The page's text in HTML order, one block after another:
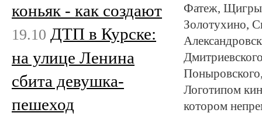
Фатеж, Щигры,
Золотухино,
Логотипом
котором
коньяк - как создают
19.10 ДТП в Курске:
на улице Ленина
сбита девушка-
пешеход